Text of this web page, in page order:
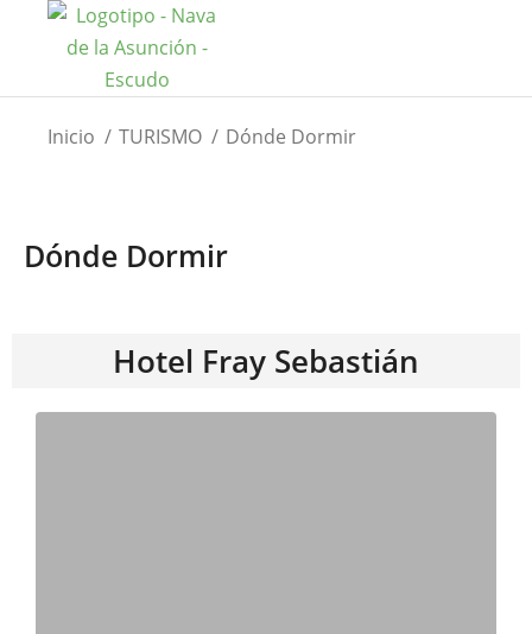
Estás aquí:
Inicio TURISMO Dónde Dormir
Dónde Dormir
Hotel Fray Sebastián